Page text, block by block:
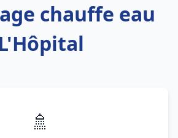
chauffe eau
🚿